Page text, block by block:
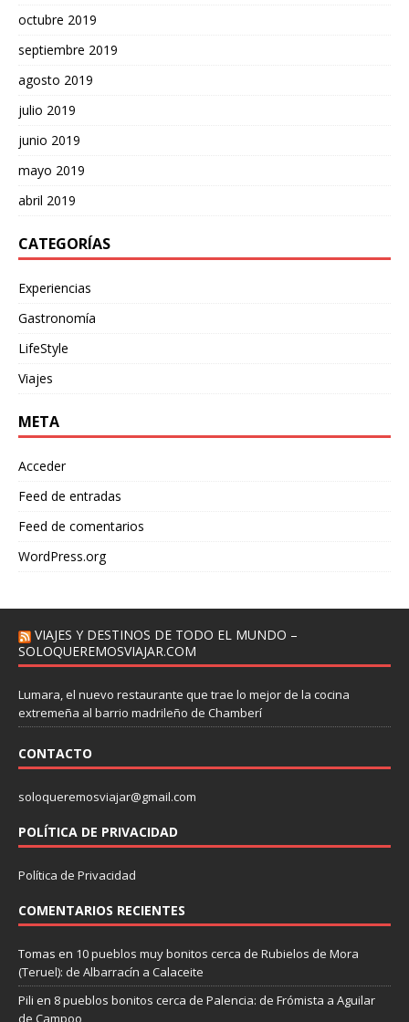
octubre 2019
septiembre 2019
agosto 2019
julio 2019
junio 2019
mayo 2019
abril 2019
CATEGORÍAS
Experiencias
Gastronomía
LifeStyle
Viajes
META
Acceder
Feed de entradas
Feed de comentarios
WordPress.org
VIAJES Y DESTINOS DE TODO EL MUNDO –
SOLOQUEREMOSVIAJAR.COM
Lumara, el nuevo restaurante que trae lo mejor de la cocina
extremeña al barrio madrileño de Chamberí
CONTACTO
soloqueremosviajar@gmail.com
POLÍTICA DE PRIVACIDAD
Política de Privacidad
COMENTARIOS RECIENTES
Tomas en 10 pueblos muy bonitos cerca de Rubielos de Mora
(Teruel): de Albarracín a Calaceite
Pili en 8 pueblos bonitos cerca de Palencia: de Frómista a Aguilar